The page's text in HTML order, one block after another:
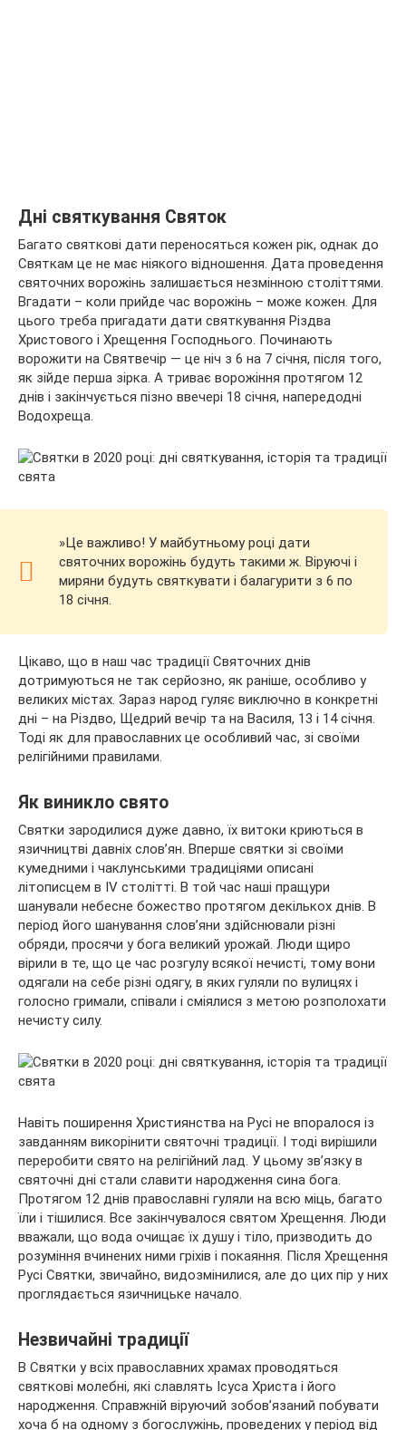
Дні святкування Святок
Багато святкові дати переносяться кожен рік, однак до
Святкам це не має ніякого відношення. Дата проведення
святочних ворожінь залишається незмінною століттями.
Вгадати – коли прийде час ворожінь – може кожен. Для
цього треба пригадати дати святкування Різдва
Христового і Хрещення Господнього. Починають
ворожити на Святвечір — це ніч з 6 на 7 січня, після того,
як зійде перша зірка. А триває ворожіння протягом 12
днів і закінчується пізно ввечері 18 січня, напередодні
Водохреща.
»Це важливо! У майбутньому році дати
святочних ворожінь будуть такими ж. Віруючі і
миряни будуть святкувати і балагурити з 6 по
18 січня.
Цікаво, що в наш час традиції Святочних днів
дотримуються не так серйозно, як раніше, особливо у
великих містах. Зараз народ гуляє виключно в конкретні
дні – на Різдво, Щедрий вечір та на Василя, 13 і 14 січня.
Тоді як для православних це особливий час, зі своїми
релігійними правилами.
Як виникло свято
Святки зародилися дуже давно, їх витоки криються в
язичництві давніх слов’ян. Вперше святки зі своїми
кумедними і чаклунськими традиціями описані
літописцем в IV столітті. В той час наші пращури
шанували небесне божество протягом декількох днів. В
період його шанування слов’яни здійснювали різні
обряди, просячи у бога великий урожай. Люди щиро
вірили в те, що це час розгулу всякої нечисті, тому вони
одягали на себе різні одягу, в яких гуляли по вулицях і
голосно гримали, співали і сміялися з метою розполохати
нечисту силу.
Навіть поширення Християнства на Русі не впоралося із
завданням викорінити святочні традиції. І тоді вирішили
переробити свято на релігійний лад. У цьому зв’язку в
святочні дні стали славити народження сина бога.
Протягом 12 днів православні гуляли на всю міць, багато
їли і тішилися. Все закінчувалося святом Хрещення. Люди
вважали, що вода очищає їх душу і тіло, призводить до
розуміння вчинених ними гріхів і покаяння. Після Хрещення
Русі Святки, звичайно, видозмінилися, але до цих пір у них
проглядається язичницьке начало.
Незвичайні традиції
В Святки у всіх православних храмах проводяться
святкові молебні, які славлять Ісуса Христа і його
народження. Справжній віруючий зобов’язаний побувати
хоча б на одному з богослужінь, проведених у період від